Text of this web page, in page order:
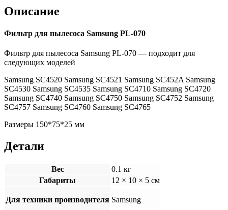
070
Описание
Фильтр для пылесоса Samsung PL-070
Фильтр для пылесоса Samsung PL-070 — подходит для
следующих моделей
Samsung SC4520 Samsung SC4521 Samsung SC452A Samsung
SC4530 Samsung SC4535 Samsung SC4710 Samsung SC4720
Samsung SC4740 Samsung SC4750 Samsung SC4752 Samsung
SC4757 Samsung SC4760 Samsung SC4765
Размеры 150*75*25 мм
Детали
Вес
0.1 кг
Габариты
12 × 10 × 5 см
Для техники производителя Samsung